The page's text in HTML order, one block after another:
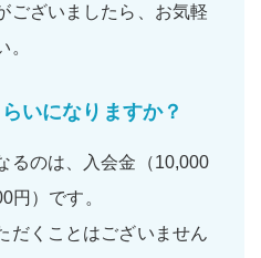
ございましたら、お気軽
。
いになりますか？
るのは、入会金（10,000
円）です。
だくことはございません